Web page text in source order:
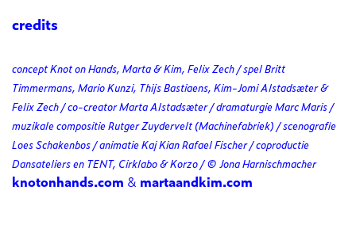
credits
concept Knot on Hands, Marta & Kim, Felix Zech / spel Britt
Timmermans, Mario Kunzi, Thijs Bastiaens, Kim-Jomi Alstadsæter &
Felix Zech / co-creator Marta Alstadsæter / dramaturgie Marc Maris /
muzikale compositie Rutger Zuydervelt (Machinefabriek) / scenografie
Loes Schakenbos / animatie Kaj Kian Rafael Fischer / coproductie
Dansateliers en TENT, Cirklabo & Korzo / © Jona Harnischmacher
knotonhands.com & martaandkim.com